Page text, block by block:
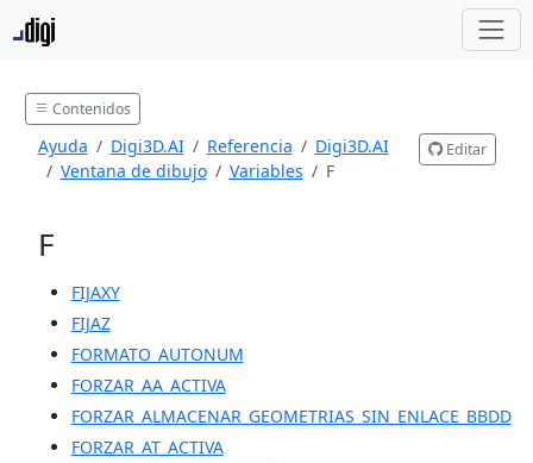
Contenidos
Ayuda Digi3D.AI Referencia
Digi3D.AI
Ventana de dibujo
Variables F
Editar
F
FIJAXY
FIJAZ
FORMATO_AUTONUM
FORZAR_AA_ACTIVA
FORZAR_ALMACENAR_GEOMETRIAS_SIN_ENLACE_BBDD
FORZAR_AT_ACTIVA